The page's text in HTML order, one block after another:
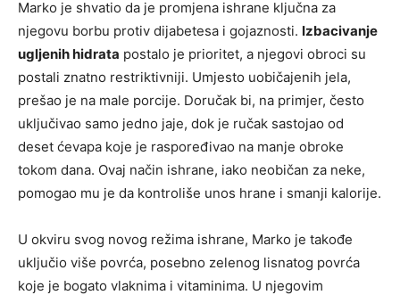
Marko je shvatio da je promjena ishrane ključna za
njegovu borbu protiv dijabetesa i gojaznosti. Izbacivanje
ugljenih hidrata postalo je prioritet, a njegovi obroci su
postali znatno restriktivniji. Umjesto uobičajenih jela,
prešao je na male porcije. Doručak bi, na primjer, često
uključivao samo jedno jaje, dok je ručak sastojao od
deset ćevapa koje je raspoređivao na manje obroke
tokom dana. Ovaj način ishrane, iako neobičan za neke,
pomogao mu je da kontroliše unos hrane i smanji kalorije.
U okviru svog novog režima ishrane, Marko je takođe
uključio više povrća, posebno zelenog lisnatog povrća
koje je bogato vlaknima i vitaminima. U njegovim